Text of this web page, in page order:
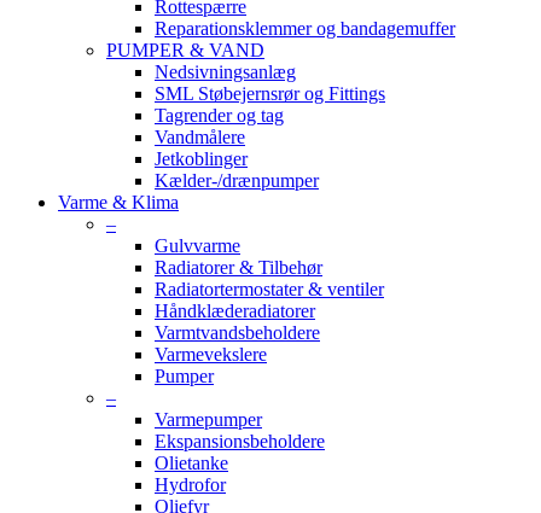
Rottespærre
Reparationsklemmer og bandagemuffer
PUMPER & VAND
Nedsivningsanlæg
SML Støbejernsrør og Fittings
Tagrender og tag
Vandmålere
Jetkoblinger
Kælder-/drænpumper
Varme & Klima
–
Gulvvarme
Radiatorer & Tilbehør
Radiatortermostater & ventiler
Håndklæderadiatorer
Varmtvandsbeholdere
Varmevekslere
Pumper
–
Varmepumper
Ekspansionsbeholdere
Olietanke
Hydrofor
Oliefyr